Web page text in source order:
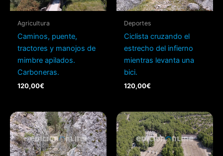
Agricultura
Caminos, puente,
tractores y manojos de
mimbre apilados.
Carboneras.
120,00€
Deportes
Ciclista cruzando el
estrecho del infierno
mientras levanta una
bici.
120,00€